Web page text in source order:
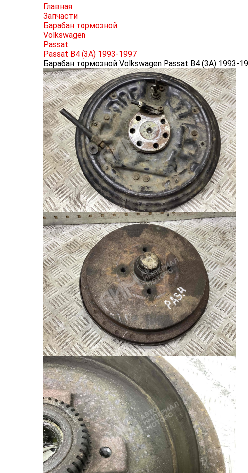
Главная
Запчасти
Барабан тормозной
Volkswagen
Passat
Passat B4 (3A) 1993-1997
Барабан тормозной Volkswagen Passat B4 (3A) 1993-